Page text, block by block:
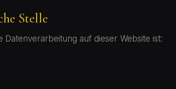
Stelle
Datenverarbeitung auf dieser Website ist: